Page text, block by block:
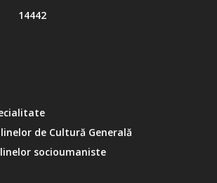
14442
de Cultură Generală
socioumaniste